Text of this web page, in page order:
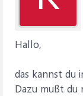
Hallo,
das kannst du
Dazu mußt du